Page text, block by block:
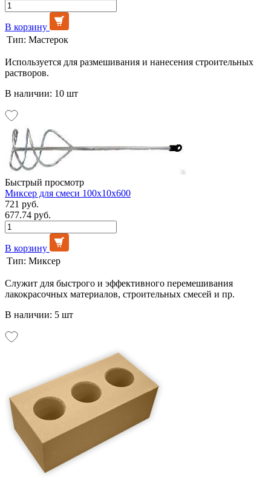
В корзину
Тип: Мастерок
Используется для размешивания и нанесения строительных
растворов.
В наличии: 10 шт
Быстрый просмотр
Миксер для смеси 100х10х600
721 руб.
677.74 руб.
В корзину
Тип: Миксер
Служит для быстрого и эффективного перемешивания
лакокрасочных материалов, строительных смесей и пр.
В наличии: 5 шт